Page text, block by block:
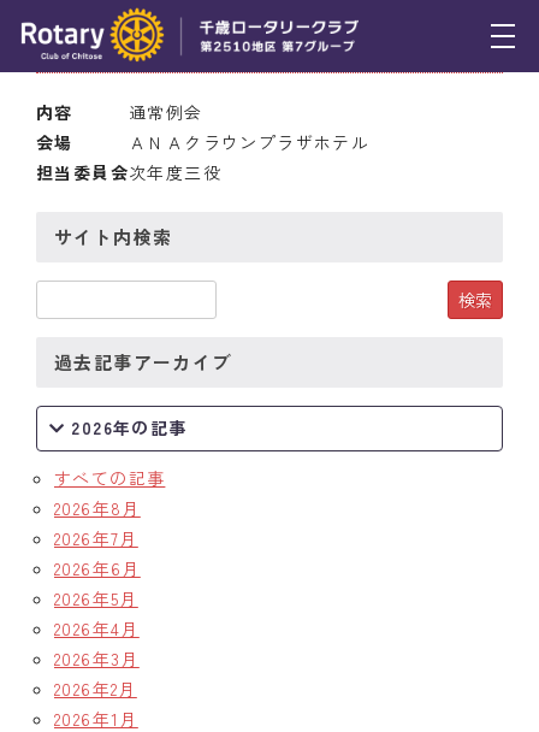
トピックス
例会報告
スケジュール
年間プログラム
木曜会
組織図
クラブのあゆみ
クラブの歴史
歴代会長・幹事
記念誌
2011年5月19日(木) 12:30
内容
通常例会
会場
ＡＮＡクラウンプラザホテル
担当委員会次年度三役
サイト内検索
過去記事アーカイブ
2026年の記事
すべての記事
2026年8月
2026年7月
2026年6月
2026年5月
2026年4月
2026年3月
2026年2月
2026年1月